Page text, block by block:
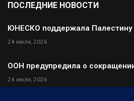
ПОСЛЕДНИЕ НОВОСТИ
ЮНЕСКО поддержала Палестину
24 июля, 2026
ООН предупредила о
24 июля, 2026